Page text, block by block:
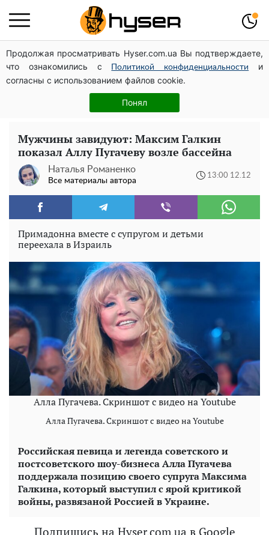
Продолжая просматривать Hyser.com.ua Вы подтверждаете,
что ознакомились с
Политикой конфиденциальности
и
согласны с использованием файлов cookie.
Понял
Такую вкуснятину вы будете открывать банку за
банкой: рецепт помидоров дольками с луком и
маслом на зиму
Как участник боевых действий может оформить
льготу на оплату коммунальных услуг: инструкция
Мужчины завидуют: Максим Галкин
показал Аллу Пугачеву возле бассейна
Наталья Романенко
Все материалы автора
13:00 12.12
Примадонна вместе с супругом и детьми
переехала в Израиль
Алла Пугачева. Скриншот с видео на Youtube
Алла Пугачева. Скриншот с видео на Youtube
Российская певица и легенда советского и
постсоветского шоу-бизнеса Алла Пугачева
поддержала позицию своего супруга Максима
Галкина, который выступил с ярой критикой
войны, развязаной Россией в Украине.
Подпишись на Hyser.com.ua в Google